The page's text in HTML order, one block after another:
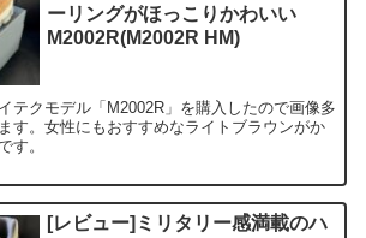
ーリングがほっこりかわいい
M2002R(M2002R HM)
テクモデル「M2002R」を購入したので画像多
す。女性にもおすすめなライトブラウンがか
す。
[レビュー]ミリタリー感満載のハ